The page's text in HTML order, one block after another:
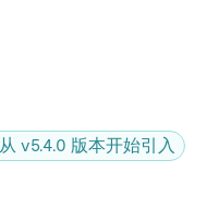
从 v5.4.0 版本开始引入